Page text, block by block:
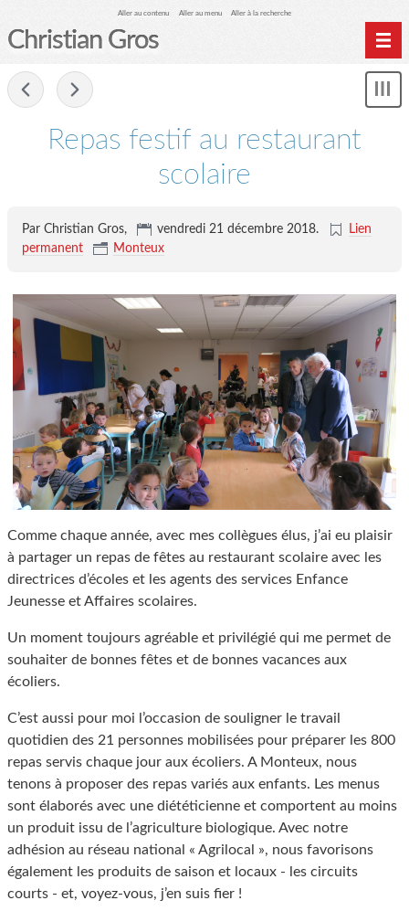
Aller au contenu Aller au menu Aller à la recherche
Christian Gros
Repas festif au restaurant
scolaire
Par Christian Gros, vendredi 21 décembre 2018.
Lien
permanent
Monteux
Comme chaque année, avec mes collègues élus, j’ai eu plaisir
à partager un repas de fêtes au restaurant scolaire avec les
directrices d’écoles et les agents des services Enfance
Jeunesse et Affaires scolaires.
Un moment toujours agréable et privilégié qui me permet de
souhaiter de bonnes fêtes et de bonnes vacances aux
écoliers.
C’est aussi pour moi l’occasion de souligner le travail
quotidien des 21 personnes mobilisées pour préparer les 800
repas servis chaque jour aux écoliers. A Monteux, nous
tenons à proposer des repas variés aux enfants. Les menus
sont élaborés avec une diététicienne et comportent au moins
un produit issu de l’agriculture biologique. Avec notre
adhésion au réseau national « Agrilocal », nous favorisons
également les produits de saison et locaux - les circuits
courts - et, voyez-vous, j’en suis fier !